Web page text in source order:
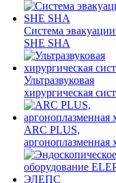
Система
SHE SHA
Ультразвуковая
хирургическая
ARC PLUS,
аргоноплазменная